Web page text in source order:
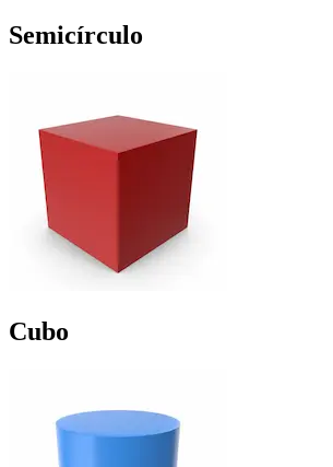
Semicírculo
Cubo